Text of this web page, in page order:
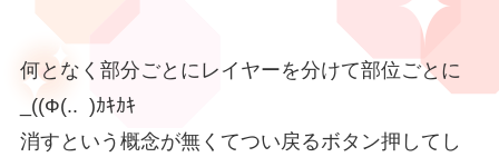
何となく部分ごとにレイヤーを分けて部位ごとに
_((Ф(.. )ｶｷｶｷ
消すという概念が無くてつい戻るボタン押してし